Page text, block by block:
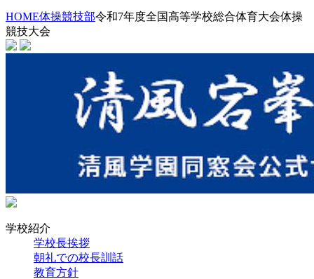
HOME体操競技部令和7年度全国高等学校総合体育大会体操
競技大会
学校紹介
学校長挨拶
朝礼での校長訓話
教育方針